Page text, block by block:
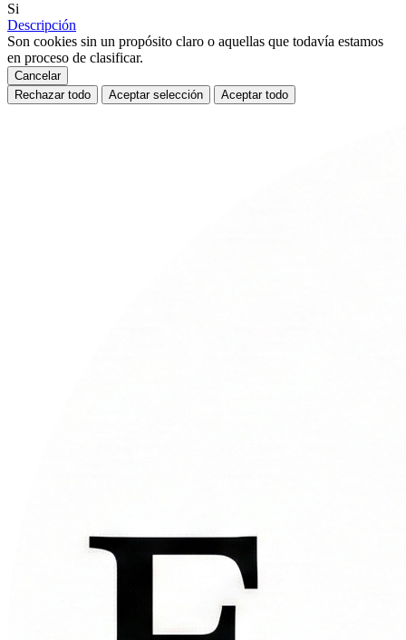
Si
Descripción
Son cookies sin un propósito claro o aquellas que todavía estamos
en proceso de clasificar.
Cancelar
Rechazar todo
Aceptar selección Aceptar todo